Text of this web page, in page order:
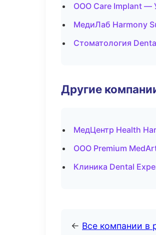
ООО Care Implant —
МедиЛаб Harmony
Стоматология
Другие
МедЦентр Health
ООО Premium
Клиника Dental
← Все компании в